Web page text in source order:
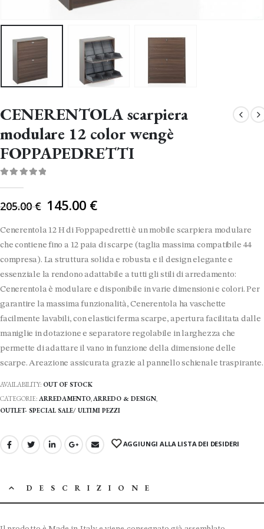
CENERENTOLA scarpiera
modulare 12 color wengè
FOPPAPEDRETTI
205.00€ Il
originale
era:
205.00 €.
145.00 €
Cenerentola 12 H di Foppapedretti è un mobile scarpiera modulare
che contiene fino a 12 paia di scarpe (taglia massima compatibile 44
compresa). La struttura solida e robusta e il design elegante e
essenziale la rendono adattabile a tutti gli stili di arredamento:
Cenerentola è modulare e disponibile in varie dimensioni e colori. Per
garantire la massima funzionalità, Cenerentola ha vaschette
facilmente lavabili, con elastici ferma scarpe, apertura facilitata dalle
maniglie in dotazione e separatore regolabile in larghezza che
permette di adattare il vano in funzione della dimensione delle
scarpe. Areazione assicurata grazie al pannello schienale traspirante.
AVAILABILITY: OUT OF STOCK
CATEGORIE: ARREDAMENTO,ARREDO & DESIGN,
OUTLET- SPECIAL SALE/ ULTIMI PEZZI
AGGIUNGI ALLA LISTA DEI DESIDERI
DESCRIZIONE